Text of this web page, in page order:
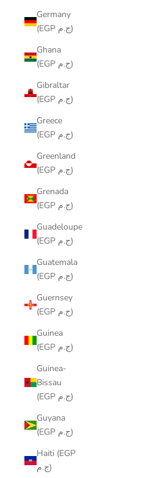
Germany
(EGP ج.م)
Ghana
(EGP ج.م)
Gibraltar
(EGP ج.م)
Greece
(EGP ج.م)
Greenland
(EGP ج.م)
Grenada
(EGP ج.م)
Guadeloupe
(EGP ج.م)
Guatemala
(EGP ج.م)
Guernsey
(EGP ج.م)
Guinea
(EGP ج.م)
Guinea-
Bissau
(EGP ج.م)
Guyana
(EGP ج.م)
Haiti (EGP
ج.م)